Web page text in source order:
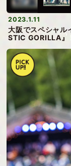
2023.1.11
大阪でスペシャル
STIC GORILLA』